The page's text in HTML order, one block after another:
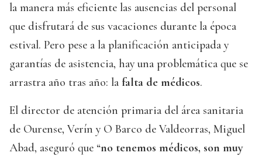
la manera más eficiente las ausencias del personal
que disfrutará de sus vacaciones durante la época
estival. Pero pese a la planificación anticipada y
garantías de asistencia, hay una problemática que se
arrastra año tras año: la falta de médicos.
El director de atención primaria del área sanitaria
de Ourense, Verín y O Barco de Valdeorras, Miguel
Abad, aseguró que “no tenemos médicos, son muy